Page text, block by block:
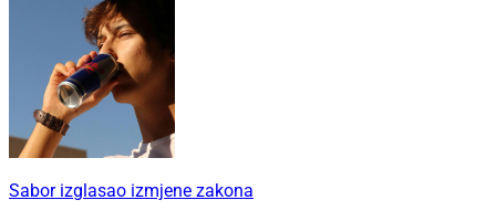
Sabor izglasao izmjene zakona